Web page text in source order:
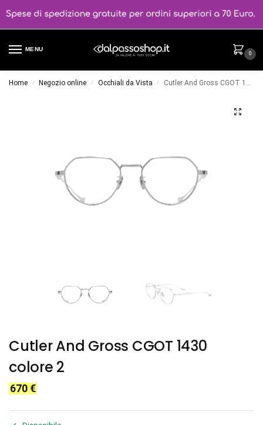
MENU
0
Home / Negozio online / Occhiali da Vista / Cutler And Gross CGOT 1430 colore 2
Cutler And Gross CGOT 1430
colore 2
670 €